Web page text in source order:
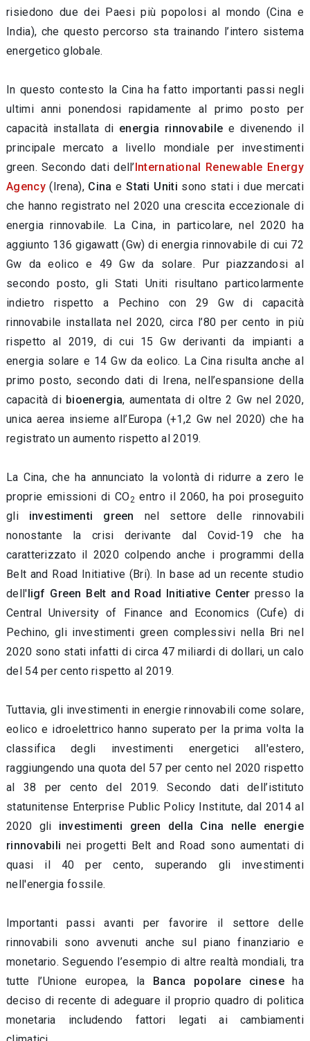
risiedono due dei Paesi più popolosi al mondo (Cina e
India), che questo percorso sta trainando l’intero sistema
energetico globale.
In questo contesto la Cina ha fatto importanti passi negli
ultimi anni ponendosi rapidamente al primo posto per
capacità installata di energia rinnovabile e divenendo il
principale mercato a livello mondiale per investimenti
green. Secondo dati dell’International Renewable Energy
Agency (Irena), Cina e Stati Uniti sono stati i due mercati
che hanno registrato nel 2020 una crescita eccezionale di
energia rinnovabile. La Cina, in particolare, nel 2020 ha
aggiunto 136 gigawatt (Gw) di energia rinnovabile di cui 72
Gw da eolico e 49 Gw da solare. Pur piazzandosi al
secondo posto, gli Stati Uniti risultano particolarmente
indietro rispetto a Pechino con 29 Gw di capacità
rinnovabile installata nel 2020, circa l’80 per cento in più
rispetto al 2019, di cui 15 Gw derivanti da impianti a
energia solare e 14 Gw da eolico. La Cina risulta anche al
primo posto, secondo dati di Irena, nell’espansione della
capacità di bioenergia, aumentata di oltre 2 Gw nel 2020,
unica aerea insieme all’Europa (+1,2 Gw nel 2020) che ha
registrato un aumento rispetto al 2019.
La Cina, che ha annunciato la volontà di ridurre a zero le
proprie emissioni di CO2 entro il 2060, ha poi proseguito
gli investimenti green nel settore delle rinnovabili
nonostante la crisi derivante dal Covid-19 che ha
caratterizzato il 2020 colpendo anche i programmi della
Belt and Road Initiative (Bri). In base ad un recente studio
dell'Iigf Green Belt and Road Initiative Center presso la
Central University of Finance and Economics (Cufe) di
Pechino, gli investimenti green complessivi nella Bri nel
2020 sono stati infatti di circa 47 miliardi di dollari, un calo
del 54 per cento rispetto al 2019.
Tuttavia, gli investimenti in energie rinnovabili come solare,
eolico e idroelettrico hanno superato per la prima volta la
classifica degli investimenti energetici all'estero,
raggiungendo una quota del 57 per cento nel 2020 rispetto
al 38 per cento del 2019. Secondo dati dell’istituto
statunitense Enterprise Public Policy Institute, dal 2014 al
2020 gli investimenti green della Cina nelle energie
rinnovabili nei progetti Belt and Road sono aumentati di
quasi il 40 per cento, superando gli investimenti
nell'energia fossile.
Importanti passi avanti per favorire il settore delle
rinnovabili sono avvenuti anche sul piano finanziario e
monetario. Seguendo l’esempio di altre realtà mondiali, tra
tutte l’Unione europea, la Banca popolare cineseha
deciso di recente di adeguare il proprio quadro di politica
monetaria includendo fattori legati ai cambiamenti